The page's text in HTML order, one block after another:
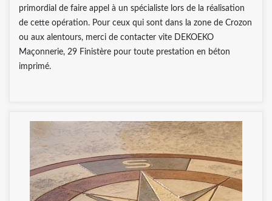
primordial de faire appel à un spécialiste lors de la réalisation
de cette opération. Pour ceux qui sont dans la zone de Crozon
ou aux alentours, merci de contacter vite DEKOEKO
Maçonnerie, 29 Finistère pour toute prestation en béton
imprimé.